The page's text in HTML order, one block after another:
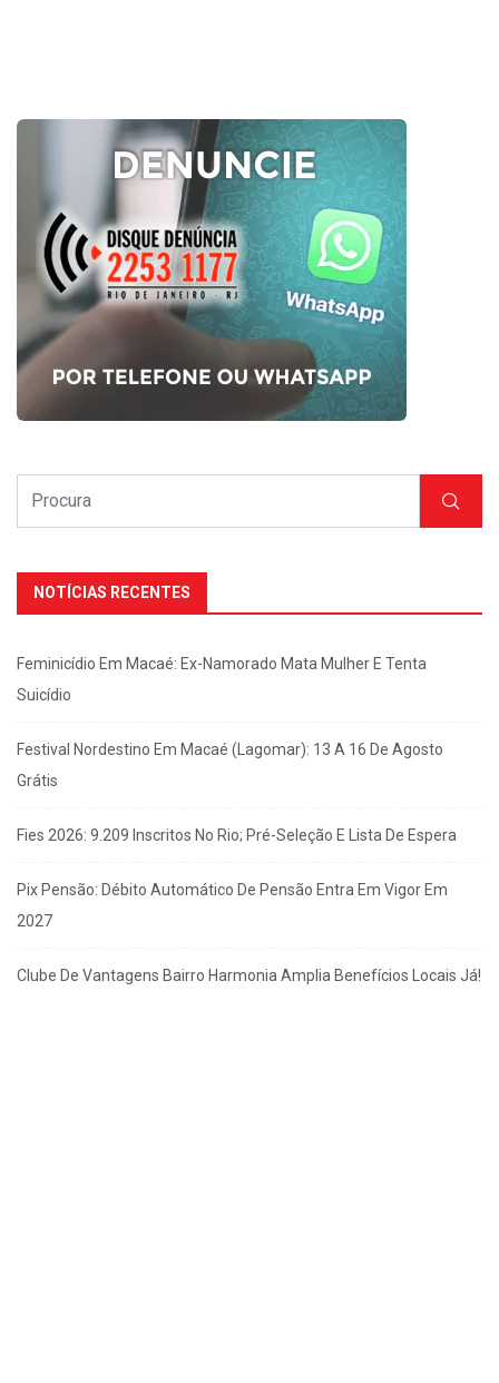
NOTÍCIAS RECENTES
Feminicídio Em Macaé: Ex-Namorado Mata Mulher E Tenta
Suicídio
Festival Nordestino Em Macaé (Lagomar): 13 A 16 De Agosto
Grátis
Fies 2026: 9.209 Inscritos No Rio; Pré-Seleção E Lista De Espera
Pix Pensão: Débito Automático De Pensão Entra Em Vigor Em
2027
Clube De Vantagens Bairro Harmonia Amplia Benefícios Locais Já!